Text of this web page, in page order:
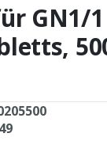
GN1/1